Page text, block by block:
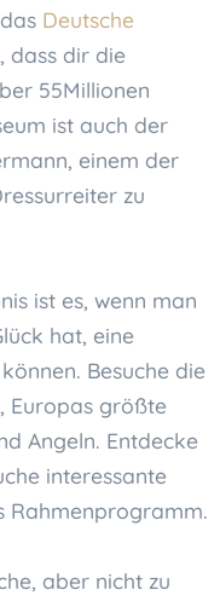
Deutsche
dass dir die
55Millionen
ist auch der
einem der
zu
ist es, wenn man
hat, eine
Besuche die
Europas größte
Angeln. Entdecke
interessante
Rahmenprogramm.
aber nicht zu